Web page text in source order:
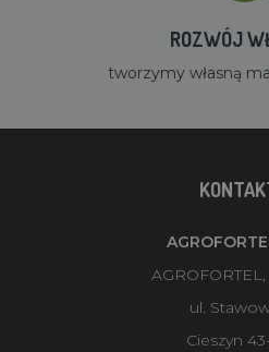
ROZWÓJ
tworzymy własną
ul.
Cieszyn